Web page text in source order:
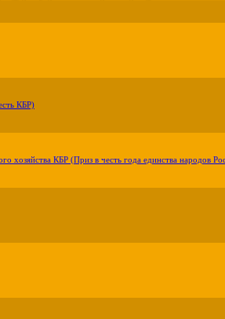
КБР)
хозяйства КБР (Приз в честь года единства народов